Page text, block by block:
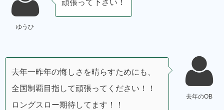
ゆうひ
頑張って下さい！
去年のOB
去年一昨年の悔しさを晴らすためにも、
全国制覇目指して頑張ってください！！
ロングスロー期待してます！！